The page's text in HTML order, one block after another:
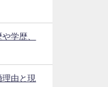
学歴、
由と現